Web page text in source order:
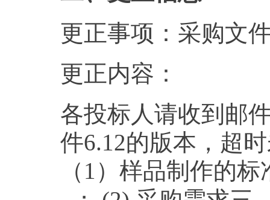
更正事项：采购文
更正内容：
各投标人请收到邮
件6.12的版本，超
（ 1 ）样品制作的标